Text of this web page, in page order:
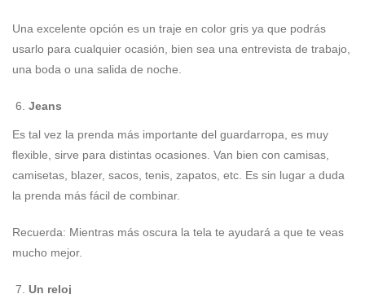
Una excelente opción es un traje en color gris ya que podrás
usarlo para cualquier ocasión, bien sea una entrevista de trabajo,
una boda o una salida de noche.
Jeans
Es tal vez la prenda más importante del guardarropa, es muy
flexible, sirve para distintas ocasiones. Van bien con camisas,
camisetas, blazer, sacos, tenis, zapatos, etc. Es sin lugar a duda
la prenda más fácil de combinar.
Recuerda: Mientras más oscura la tela te ayudará a que te veas
mucho mejor.
Un reloj